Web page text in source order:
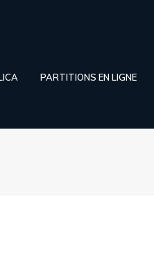
PARTITIONS EN LIGNE